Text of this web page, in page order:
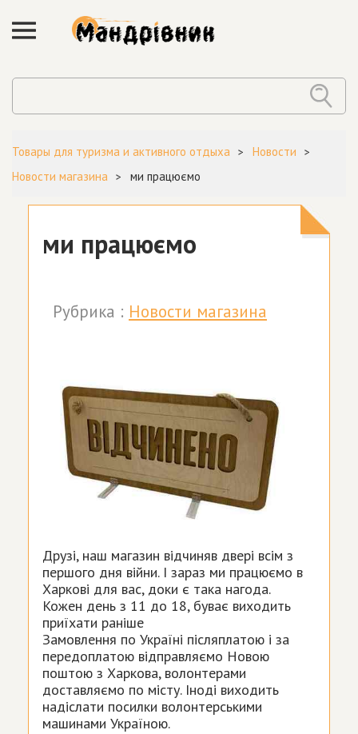
Товары для туризма и активного отдыха
Новости
Новости магазина
ми працюємо
ми працюємо
Рубрика : Новости магазина
Друзі, наш магазин відчиняв двері всім з
першого дня війни. І зараз ми працюємо в
Харкові для вас, доки є така нагода.
Кожен день з 11 до 18, буває виходить
приїхати раніше
Замовлення по Україні післяплатою і за
передоплатою відправляємо Новою
поштою з Харкова, волонтерами
доставляємо по місту. Іноді виходить
надіслати посилки волонтерськими
машинами Україною.